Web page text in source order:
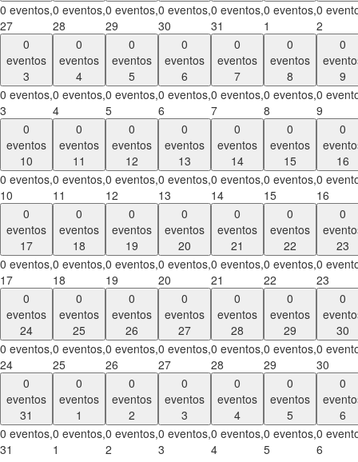
0 eventos,
27
0 eventos,
28
0 eventos,
29
0 eventos,
30
0 eventos,
31
0 eventos,
1
0
2
0
eventos
3
0 eventos,
3
0
eventos
4
0 eventos,
4
0
eventos
5
0 eventos,
5
0
eventos
6
0 eventos,
6
0
eventos
7
0 eventos,
7
0
eventos
8
0 eventos,
8
0
9
0
9
0
eventos
10
0 eventos,
10
0
eventos
11
0 eventos,
11
0
eventos
12
0 eventos,
12
0
eventos
13
0 eventos,
13
0
eventos
14
0 eventos,
14
0
eventos
15
0 eventos,
15
0
16
0
16
0
eventos
17
0 eventos,
17
0
eventos
18
0 eventos,
18
0
eventos
19
0 eventos,
19
0
eventos
20
0 eventos,
20
0
eventos
21
0 eventos,
21
0
eventos
22
0 eventos,
22
0
23
0
23
0
eventos
24
0 eventos,
24
0
eventos
25
0 eventos,
25
0
eventos
26
0 eventos,
26
0
eventos
27
0 eventos,
27
0
eventos
28
0 eventos,
28
0
eventos
29
0 eventos,
29
0
30
0
30
0
eventos
31
0 eventos,
31
0
eventos
1
0 eventos,
1
0
eventos
2
0 eventos,
2
0
eventos
3
0 eventos,
3
0
eventos
4
0 eventos,
4
0
eventos
5
0 eventos,
5
0
6
0
6